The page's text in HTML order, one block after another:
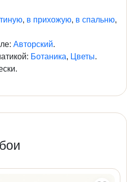
, в прихожую, в спальню,
Авторский.
Ботаника, Цветы.